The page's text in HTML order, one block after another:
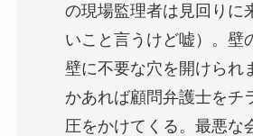
の現場監理者は見回りに
いこと言うけど嘘）。壁
壁に不要な穴を開けられ
かあれば顧問弁護士をチ
圧をかけてくる。最悪な